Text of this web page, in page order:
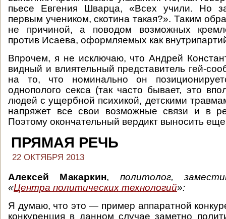
пьесе Евгения Шварца, «Всех учили. Но
первым учеником, скотина такая?». Таким
не причиной, а поводом возможных
против Исаева, оформляемых как
Впрочем, я не исключаю, что Андрей
видный и влиятельный представитель гей-
на то, что номинально он
однополого секса (так часто бывает, это
людей с ущербной психикой, детскими
напряжет все свои возможные связи и в
Поэтому окончательный вердикт выносить
ПРЯМАЯ РЕЧЬ
22 ОКТЯБРЯ 2013
Алексей Макаркин, политолог,
«Центра политических технологий»:
Я думаю, что это — пример аппаратной
конкуренция в данном случае заметно